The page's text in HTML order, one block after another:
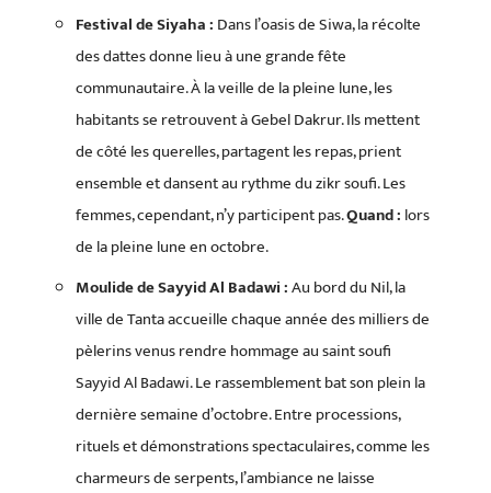
Festival de Siyaha : Dans l’oasis de Siwa, la récolte
des dattes donne lieu à une grande fête
communautaire. À la veille de la pleine lune, les
habitants se retrouvent à Gebel Dakrur. Ils mettent
de côté les querelles, partagent les repas, prient
ensemble et dansent au rythme du zikr soufi. Les
femmes, cependant, n’y participent pas.Quand : lors
de la pleine lune en octobre.
Moulide de Sayyid Al Badawi :Au bord du Nil, la
ville de Tanta accueille chaque année des milliers de
pèlerins venus rendre hommage au saint soufi
Sayyid Al Badawi. Le rassemblement bat son plein la
dernière semaine d’octobre. Entre processions,
rituels et démonstrations spectaculaires, comme les
charmeurs de serpents, l’ambiance ne laisse